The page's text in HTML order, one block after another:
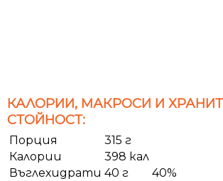
КАЛОРИИ, МАКРОСИ И
СТОЙНОСТ:
Порция
315 г
Калории
398 кал
Въглехидрати 40 г
40%